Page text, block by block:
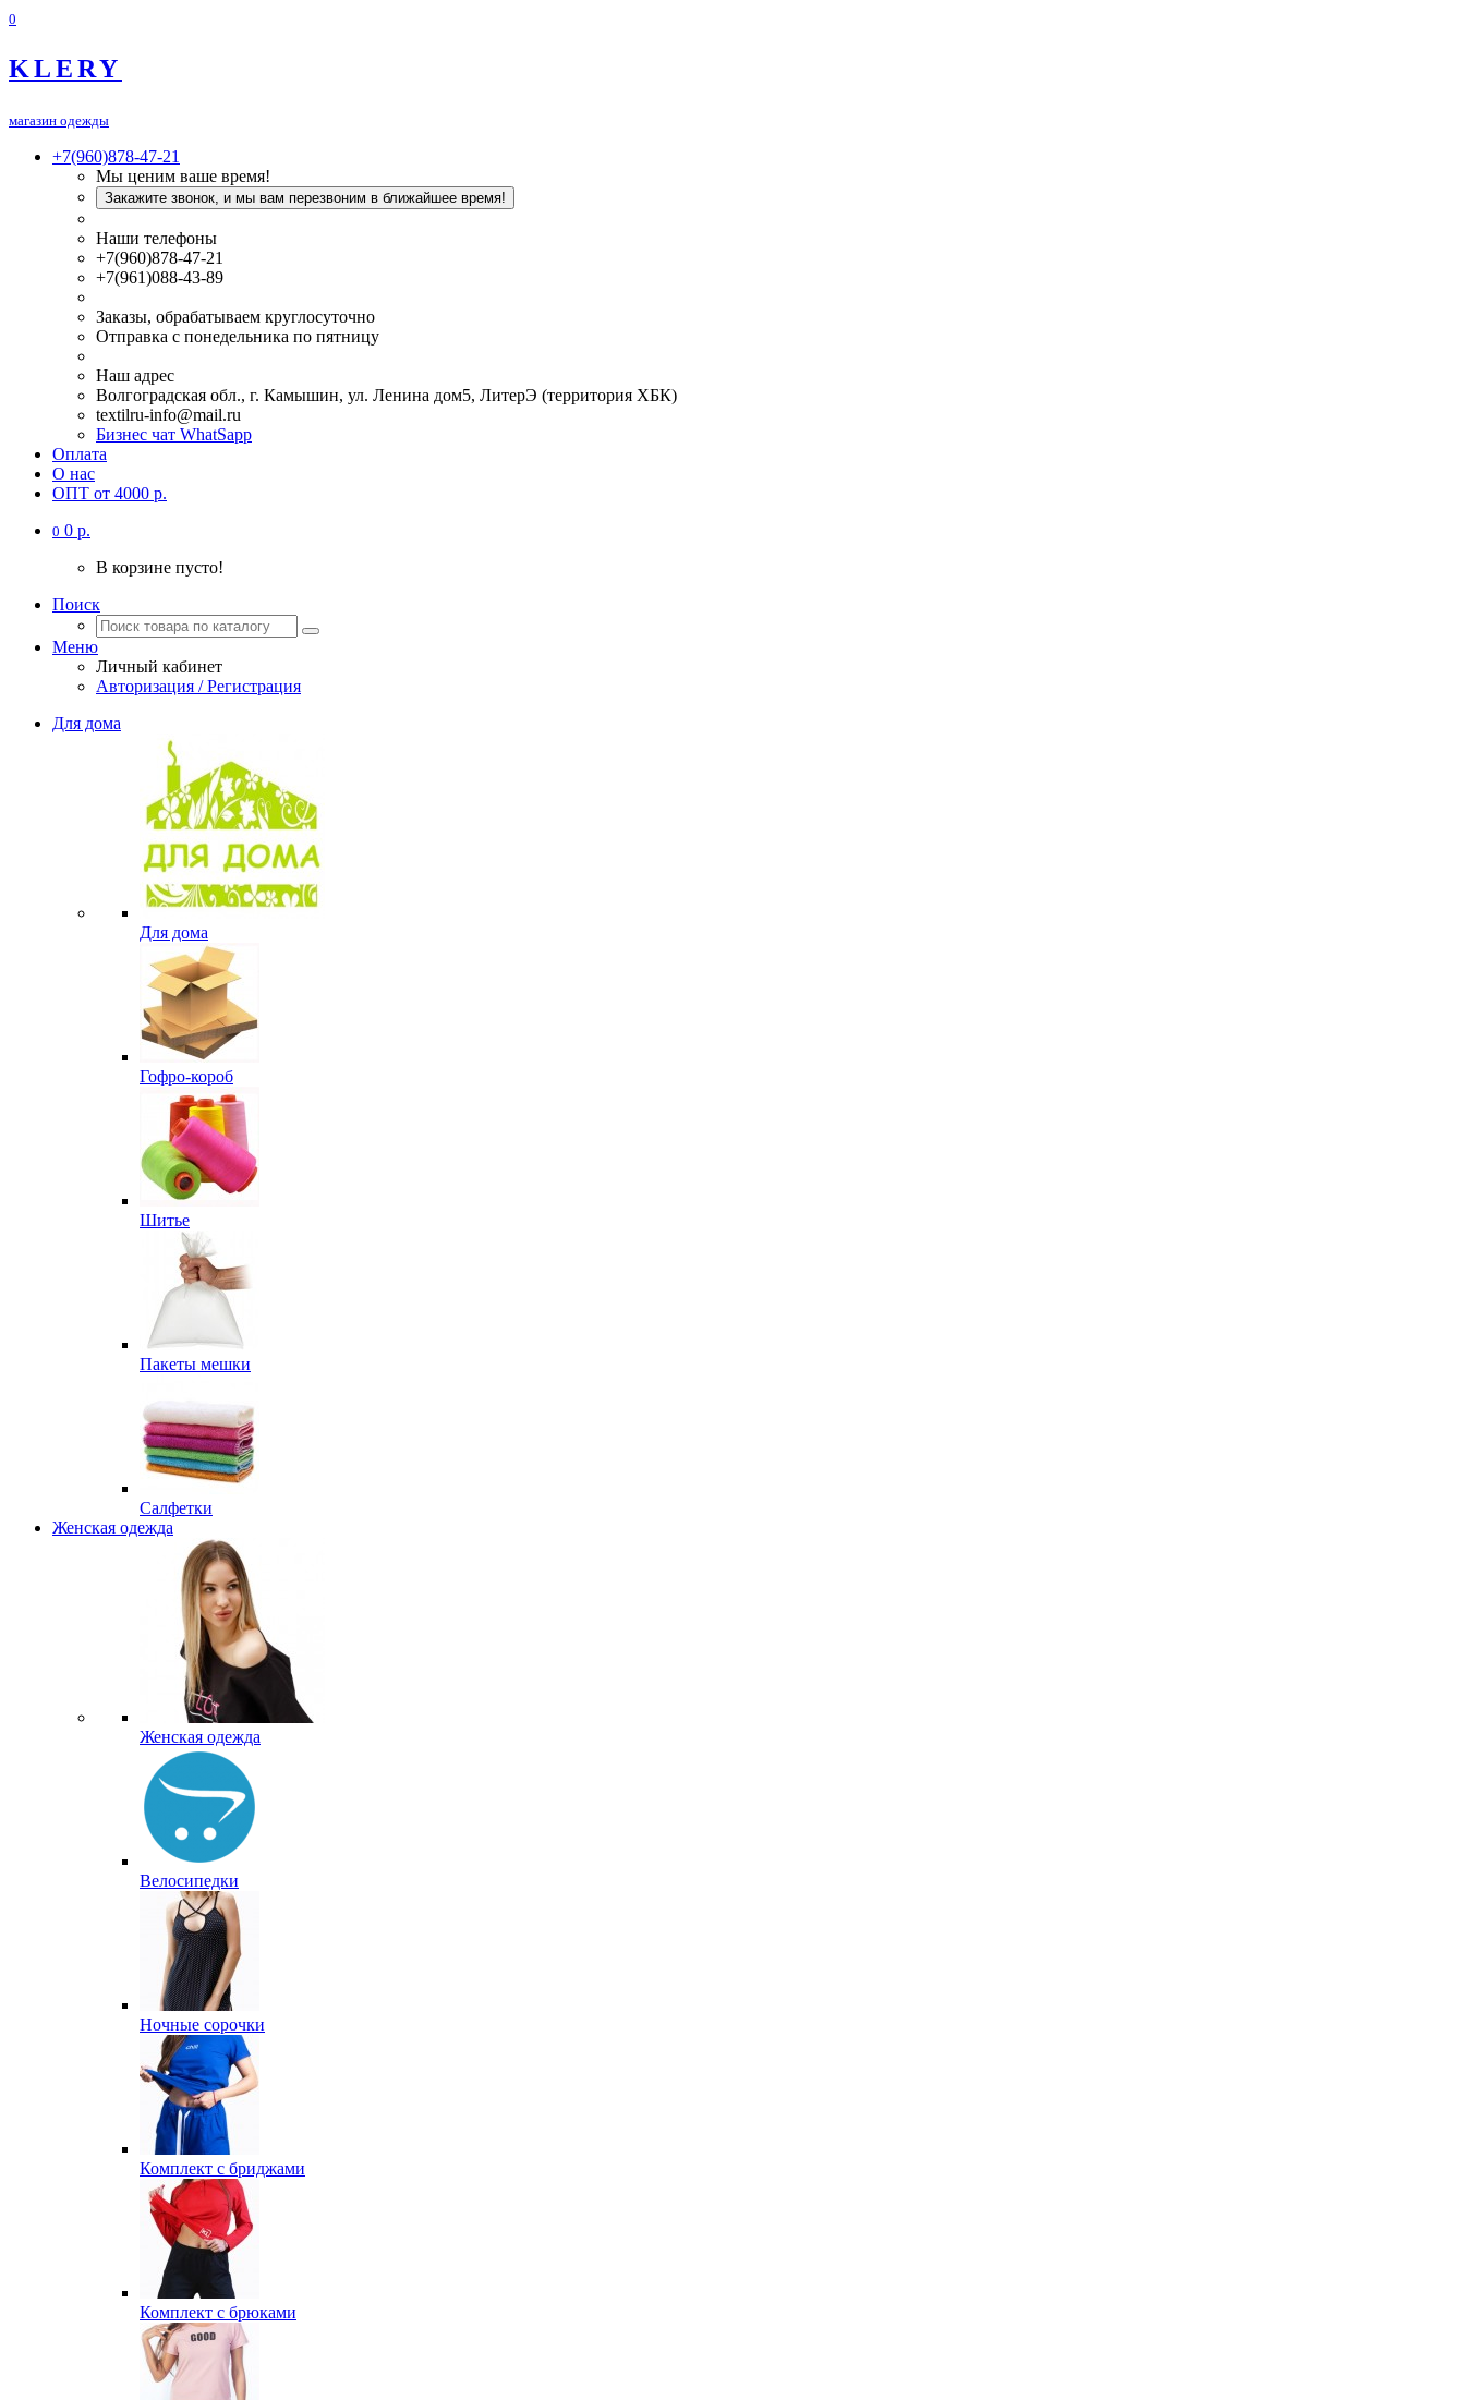
0
KLERY
магазин одежды
+7(960)878-47-21
Мы ценим ваше время!
Закажите звонок, и мы вам перезвоним в ближайшее время!
Наши телефоны
+7(960)878-47-21
+7(961)088-43-89
Заказы, обрабатываем круглосуточно
Отправка с понедельника по пятницу
Наш адрес
Волгоградская обл., г. Камышин, ул. Ленина дом5, ЛитерЭ (территория ХБК)
textilru-info@mail.ru
Бизнес чат WhatSapp
Оплата
О нас
ОПТ от 4000 р.
0 0 р.
В корзине пусто!
Поиск
Меню
Личный кабинет
Авторизация / Регистрация
Для дома
Для дома
Гофро-короб
Шитье
Пакеты мешки
Салфетки
Женская одежда
Женская одежда
Велосипедки
Ночные сорочки
Комплект с бриджами
Комплект с брюками